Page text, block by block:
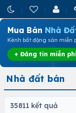
Mua Bán Nhà
Kênh bất động sản miễn
+ Đăng tin miễn
Nhà đất bán
35811 kết quả